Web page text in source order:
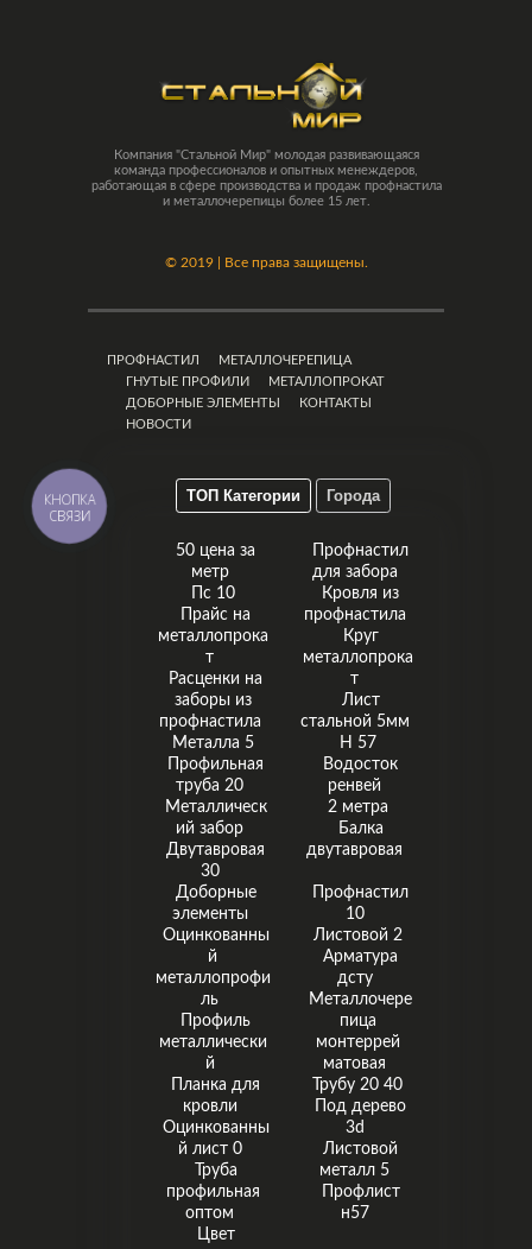
Компания "Стальной Мир" молодая развивающаяся
команда профессионалов и опытных менеждеров,
работающая в сфере производства и продаж профнастила
и металлочерепицы более 15 лет.
© 2019 | Все права защищены.
ПРОФНАСТИЛ
МЕТАЛЛОЧЕРЕПИЦА
ГНУТЫЕ ПРОФИЛИ
МЕТАЛЛОПРОКАТ
ДОБОРНЫЕ ЭЛЕМЕНТЫ
КОНТАКТЫ
НОВОСТИ
ТОП Категории Города
50 цена за
метр
Пс 10
Прайс на
металлопрока
т
Расценки на
заборы из
профнастила
Металла 5
Профильная
труба 20
Металлическ
ий забор
Двутавровая
30
Профнастил
для забора
Кровля из
профнастила
Круг
металлопрока
т
Лист
стальной 5мм
Н 57
Водосток
ренвей
2 метра
Балка
двутавровая
Доборные
элементы
Оцинкованны
й
металлопрофи
ль
Профиль
металлически
й
Планка для
кровли
Оцинкованны
й лист 0
Труба
профильная
оптом
Цвет
Профнастил
10
Листовой 2
Арматура
дсту
Металлочере
пица
монтеррей
матовая
Трубу 20 40
Под дерево
3d
Листовой
металл 5
Профлист
н57
КНОПКА
СВЯЗИ